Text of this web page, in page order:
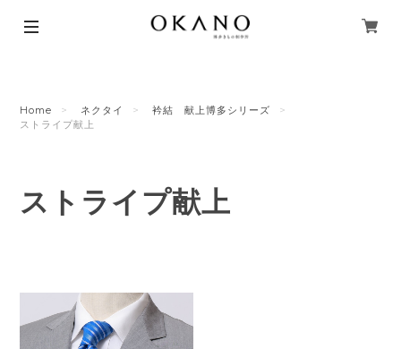
Home ネクタイ
衿結 献上博多シリーズ
ストライプ献上
ストライプ献上